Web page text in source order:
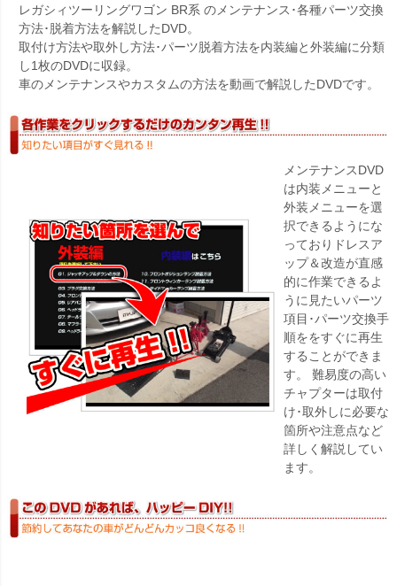
レガシィツーリングワゴン BR系 のメンテナンス･各種パーツ交換
方法･脱着方法を解説したDVD。
取付け方法や取外し方法･パーツ脱着方法を内装編と外装編に分類
し1枚のDVDに収録。
車のメンテナンスやカスタムの方法を動画で解説したDVDです。
メンテナンスDVD
は内装メニューと
外装メニューを選
択できるようにな
っておりドレスア
ップ＆改造が直感
的に作業できるよ
うに見たいパーツ
項目･パーツ交換手
順ををすぐに再生
することができま
す。 難易度の高い
チャプターは取付
け･取外しに必要な
箇所や注意点など
詳しく解説してい
ます。